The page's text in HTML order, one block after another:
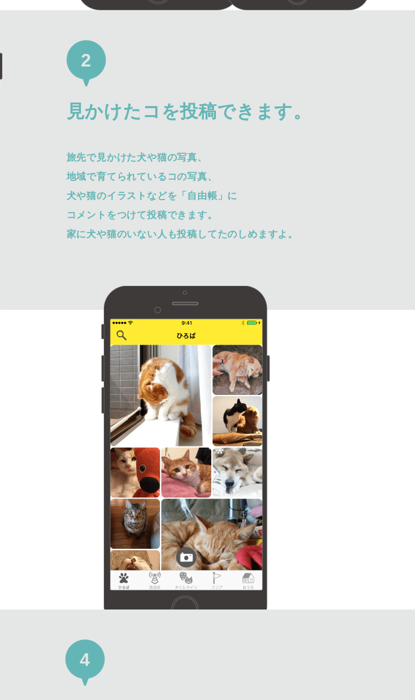
2
見かけたコを投稿できます。
旅先で見かけた犬や猫の写真、
地域で育てられているコの写真、
犬や猫のイラストなどを「自由帳」に
コメントをつけて投稿できます。
家に犬や猫のいない人も投稿してたのしめますよ。
4